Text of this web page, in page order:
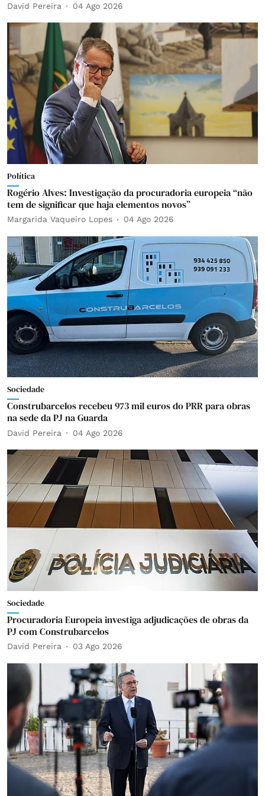
David Pereira 04 Ago 2026
Política
Rogério Alves: Investigação da procuradoria europeia “não
tem de significar que haja elementos novos”
Margarida Vaqueiro Lopes 04 Ago 2026
Sociedade
Construbarcelos recebeu 973 mil euros do PRR para obras
na sede da PJ na Guarda
David Pereira 04 Ago 2026
Sociedade
Procuradoria Europeia investiga adjudicações de obras da
PJ com Construbarcelos
David Pereira 03 Ago 2026